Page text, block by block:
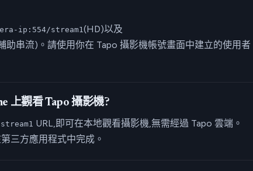
ip:554/stream1(HD)以及
助串流)。請使用你在 Tapo 攝影機帳號畫面中建立的使用者
上觀看 Tapo 攝影機?
stream1 URL,即可在本地觀看攝影機,無需經過 Tapo 雲端。
三方應用程式中完成。